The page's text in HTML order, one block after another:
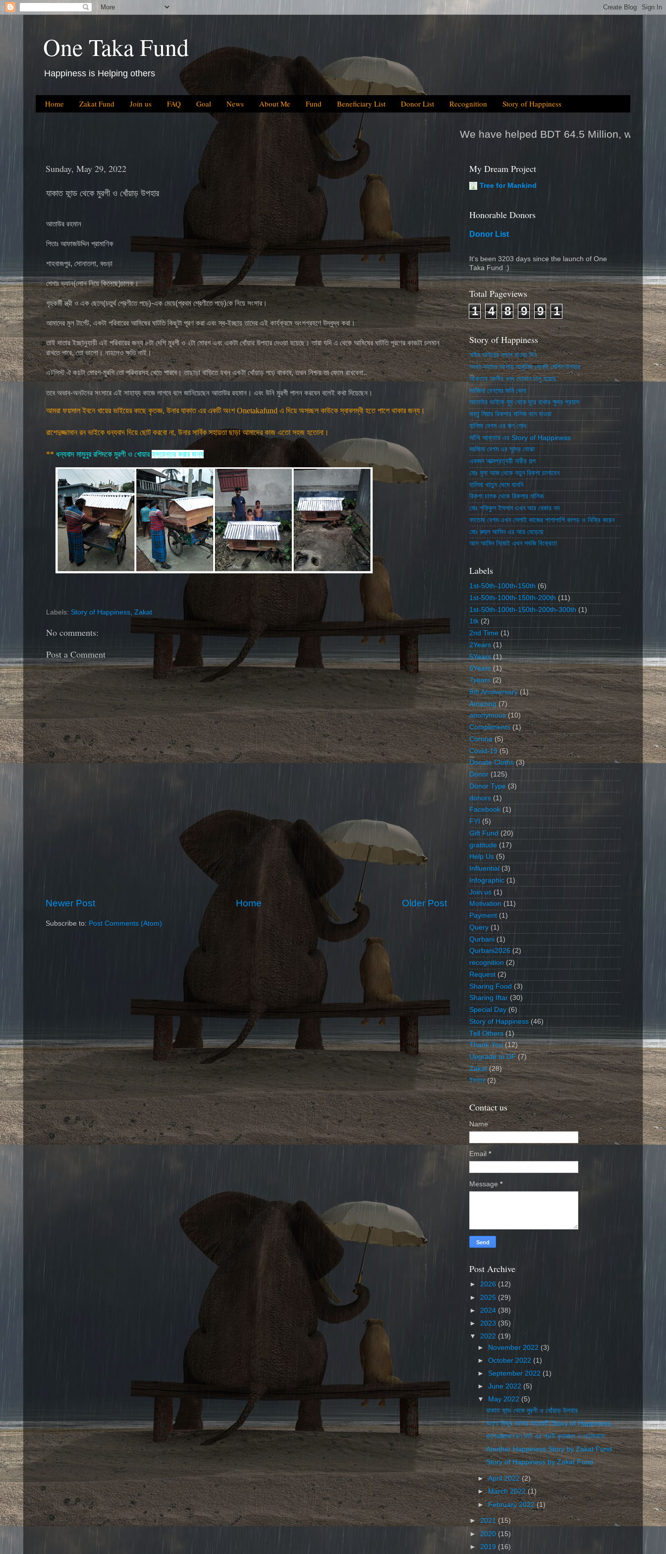
One Taka Fund
Happiness is Helping others
Home Zakat Fund Join us FAQ Goal News About Me Fund Beneficiary List Donor List Recognition Story of Happiness
We have helped BDT 64.5 Million, which is equal to 2025tk
Sunday, May 29, 2022
যাকাত ফান্ড থেকে মুরগী ও খোঁয়াড় উপহার
আতাউর রহমান
পিতাঃ আফাজউদ্দিন প্রামাণিক
শাহবাজপুর, সোনাতলা, বগুড়া
পেশাঃ ভ্যান(লোন নিয়ে কিনেছে)চালক।
গৃহকর্মী স্ত্রী ও এক ছেলে(চতুর্থ শ্রেণীতে পড়ে)-এক মেয়ে(প্রথম শ্রেণীতে পড়ে)কে নিয়ে সংসার।
আমাদের মূল টার্গেট, একটা পরিবারের আমিষের ঘাটতি কিছুটা পূরণ করা এবং স্ব-ইচ্ছায় তাদের এই কার্যক্রমে অংশগ্রহণে উদ্বুদ্ধ করা।
তাই দাতার ইচ্ছানুযায়ী এই পরিবারের জন্য ৮টা দেশি মুরগী ও ২টা মোরগ এবং একটা খোঁয়ার উপহার দেওয়া হয়েছে। তারা যদি এ থেকে আমিষের ঘাটতি পূরণের কাজটা চলমান
রাখতে পারে, তো ভালো। নাহলেও ক্ষতি নাই।
এটলিস্ট ঐ কয়টা মোরগ-মুরগি তো পরিবারসহ খেতে পারবে। তাছাড়া বাড়িতে যখন একটা খোঁয়াড় পড়ে থাকবে, তখন নিশ্চয় তা ফেলে রাখবেনা..
তবে অভাব-অনটনের সংসারে এই সাহায্য কাজে লাগবে বলে জানিয়েছেন আতাউর রহমান। এবং উনি মুরগী পালন করবেন বলেই কথা দিয়েছেন।
আমরা ফয়সাল ইবনে খায়ের ভাইয়ের কাছে কৃতজ্ঞ, উনার যাকাত এর একটি অংশ Onetakafund এ দিয়ে অসচ্ছল কাউকে স্বাবলম্বী হতে পাশে থাকার জন্য।
রাশেদুজ্জামান রন ভাইকে ধন্যবাদ দিয়ে ছোট করবো না, উনার সার্বিক সহায়তা ছাড়া আমাদের কাজ এতো সহজ হতোনা।
** ধন্যবাদ মামুনুর রশিদকে মুরগী ও খোয়ারহস্তান্তর করার জন্য
Labels: Story of Happiness Zakat
No comments:
Post a Comment
Newer Post Older Post
Home
Subscribe to: Post Comments (Atom)
My Dream Project
Tree for Mankind
Honorable Donors
Donor List
It's been 3203 days since the launch of One
Taka Fund :)
Total Pageviews
1 4 8 9 9 1
Story of Happiness
নাইম ভাইয়ের বদলে যাওয়া দিন
ভাগ্য বদলের আশায় আধুনিক সেলাই মেশিন উপহার
আকতার আলীর বন্ধ দোকান চালু হয়েছে
মরজিনা বেগমের জমি কেনা
আতাউর ভাইকে সুদ থেকে দূরে রাখার ক্ষুদ্র প্রয়াস
মন্তু মিয়ার রিকশার মালিক বনে যাওয়া
হালিমা বেগম এর ঋণ শোধ
আঁখি আক্তার এর Story of Happiness
মরজিনা বেগম এর সুদের বোঝা
একজন আত্মপ্রত্যয়ী নারীর গল্প
মোঃ মুসা আজ থেকে নতুন রিকশা চালাবেন
হালিমা খাতুন থেমে যাননি
রিকশা চালক থেকে রিকশার মালিক
মোঃ শফিকুল ইসলাম এখন আর বেকার নন
ফাতেমা বেগম এখন সেলাই কাজের পাশাপাশি কাপড় ও বিক্রি করেন
মোঃ রুহুল আমিন এর আয় বেড়েছে
আল আমিন নিজেই এখন সবজি বিক্রেতা
Labels
1st-50th-100th-150th (6)
1st-50th-100th-150th-200th (11)
1st-50th-100th-150th-200th-300th (1)
1tk (2)
2nd Time (1)
2Years (1)
5Years (1)
6Years (1)
7years (2)
8th Anniversary (1)
Amazing (7)
anonymous (10)
Compliments (1)
Corona (5)
Covid-19 (5)
Donate Cloths (3)
Donor (125)
Donor Type (3)
donors (1)
Facebook (1)
FYI (5)
Gift Fund (20)
gratitude (17)
Help Us (5)
Influential (3)
Infographic (1)
Join us (1)
Motivation (11)
Payment (1)
Query (1)
Qurbani (1)
Qurbani2026 (2)
recognition (2)
Request (2)
Sharing Food (3)
Sharing Iftar (30)
Special Day (6)
Story of Happiness (46)
Tell Others (1)
Thank You (12)
Upgrade to DF (7)
Zakat (28)
ইফতার (2)
Contact us
Name
Email *
Message *
Post Archive
► 2026 (12)
► 2025 (29)
► 2024 (38)
► 2023 (35)
▼ 2022 (19)
► November 2022 (3)
►October 2022 (1)
►September 2022 (1)
►June 2022 (5)
▼
May 2022 (5)
যাকাত ফান্ড থেকে মুরগী ও খোঁয়াড় উপহার
ভালো কিছুর আশায় আরেকটি Story of Happiness
রাশেদুজ্জামান রণ ভাই এর প্রতি কৃতজ্ঞতা ও ভালোবাসা
Another Happiness Story by Zakat Fund
Story of Happiness by Zakat Fund
►April 2022(2)
►March 2022(1)
►February 2022(1)
►2021(15)
► 2020 (15)
► 2019 (16)